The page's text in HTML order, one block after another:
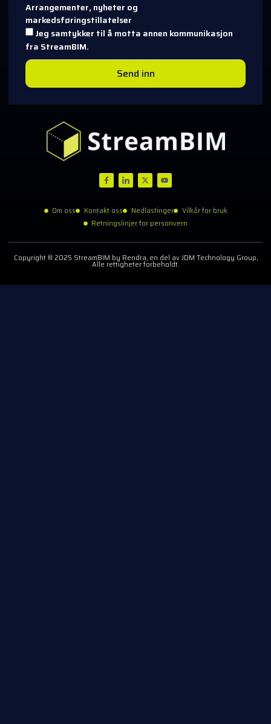
Arrangementer, nyheter og
markedsføringstillatelser
Jeg samtykker til å motta annen kommunikasjon
fra StreamBIM.
Send inn
Om oss Kontakt oss Nedlastinger
Vilkår for bruk
Retningslinjer for personvern
Copyright © 2025 StreamBIM by Rendra, en del av JDM Technology Group,
Alle rettigheter forbeholdt.